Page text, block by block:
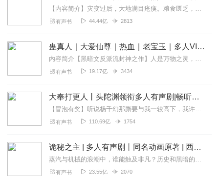
书纸请留步
好不容易有了可以实现愿望的机会，怎么能多问问看能不能
在决议时间能去异世界的话，我的人生肯定会丰富多彩的，
能体验模仿了是吧哎呀，果然一级到异世界还是要有魔法的
吧，没有魔法携手研发也行啊唉总之就是那种可以发射元素
嗯，大概解释器的运转法门不同而已吧，其实是这样，嘿
高潮，哎，超级高的这个功法，毕竟这是基础啊，技能什么
多数的小说主角儿云集都很是逆天的
2022-09-29 4
【内容简介】灾变过后，大地满目疮痍。粮食匮乏，资源紧俏，局势混乱……一位从待规划区杀出来的青年，背对着漫天黄沙，孤身来到九区谋生，却不曾想偶然结识三五好友，一念...
有声书 44.44亿 2813
蛊真人｜大爱仙尊｜热血｜老宝玉｜多人VIP免费有声剧
内容简介【黑暗文反派流封神之作】人是万物之灵，蛊是天地真精。一个穿越者不断重生的故事。一个养蛊、炼蛊、用蛊的奇特世界。配音组（男角色）老宝玉旁白...
有声书 19.17亿 3434
大奉打更人丨头陀渊领衔多人有声剧|畅听全集|王鹤棣、田曦薇主演影视剧原著|卖报小郎君
【冒泡有奖】听说杨千幻那厮要与我一较高下，我许七安要开始装叉了！快进入声音播放页戳下方输入框，冒个泡偷偷告诉我，我要用哪些诗词才能胜过他？说得好的，有赏！202...
有声书 110.69亿 1754
诡秘之主 | 多人有声剧丨同名动画原著 | 西幻克苏鲁 | 乌贼作品
蒸汽与机械的浪潮中，谁能触及非凡？历史和黑暗的迷雾里，又是谁在耳语？我从诡秘中醒来，睁眼看见这个世界：枪械，大炮，巨舰，飞空艇，差分机；魔药，占卜，诅咒，倒吊人...
有声书 23.55亿 2070